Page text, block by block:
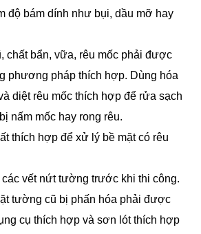
độ bám dính như bụi, dầu mỡ hay
chất bẩn, vữa, rêu mốc phải được
phương pháp thích hợp. Dùng hóa
diệt rêu mốc thích hợp để rửa sạch
nấm mốc hay rong rêu.
thích hợp để xử lý bề mặt có rêu
vết nứt tường trước khi thi công.
tường cũ bị phấn hóa phải được
cụ thích hợp và sơn lót thích hợp